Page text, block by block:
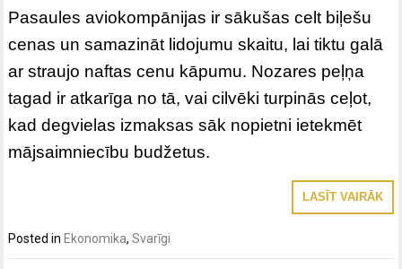
Pasaules aviokompānijas ir sākušas celt biļešu
cenas un samazināt lidojumu skaitu, lai tiktu galā
ar straujo naftas cenu kāpumu. Nozares peļņa
tagad ir atkarīga no tā, vai cilvēki turpinās ceļot,
kad degvielas izmaksas sāk nopietni ietekmēt
mājsaimniecību budžetus.
LASĪT VAIRĀK
Posted in Ekonomika,Svarīgi